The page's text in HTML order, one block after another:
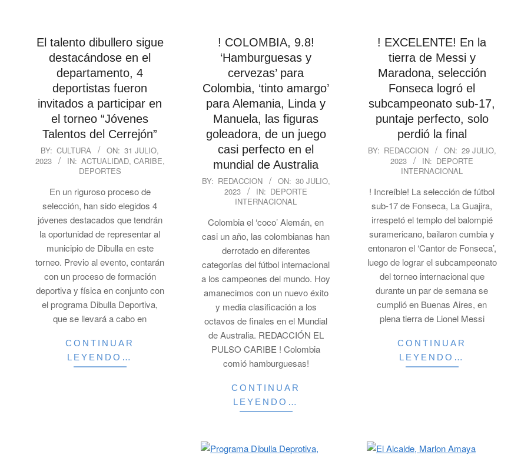
El talento dibullero sigue
destacándose en el
departamento, 4
deportistas fueron
invitados a participar en
el torneo “Jóvenes
Talentos del Cerrejón”
2023-
07-
BY: CULTURA ON: 31 JULIO,
2023
IN: ACTUALIDAD, CARIBE,
DEPORTES
En un riguroso proceso de
selección, han sido elegidos 4
jóvenes destacados que tendrán
la oportunidad de representar al
municipio de Dibulla en este
torneo. Previo al evento, contarán
con un proceso de formación
deportiva y física en conjunto con
el programa Dibulla Deportiva,
que se llevará a cabo en
CONTINUAR
LEYENDO…
! COLOMBIA, 9.8!
‘Hamburguesas y
cervezas’ para
Colombia, ‘tinto amargo’
para Alemania, Linda y
Manuela, las figuras
goleadora, de un juego
casi perfecto en el
mundial de Australia
2023-
BY: REDACCION ON: 30 JULIO,
2023
IN: DEPORTE
INTERNACIONAL
Colombia el ‘coco’ Alemán, en
casi un año, las colombianas han
derrotado en diferentes
categorías del fútbol internacional
a los campeones del mundo. Hoy
amanecimos con un nuevo éxito
y media clasificación a los
octavos de finales en el Mundial
de Australia. REDACCIÓN EL
PULSO CARIBE ! Colombia
comió hamburguesas!
CONTINUAR
LEYENDO…
! EXCELENTE! En la
tierra de Messi y
Maradona, selección
Fonseca logró el
subcampeonato sub-17,
puntaje perfecto, solo
perdió la final
2023-
BY: REDACCION ON: 29 JULIO,
2023
IN: DEPORTE
INTERNACIONAL
! Increíble! La selección de fútbol
sub-17 de Fonseca, La Guajira,
irrespetó el templo del balompié
suramericano, bailaron cumbia y
entonaron el ‘Cantor de Fonseca’,
luego de lograr el subcampeonato
del torneo internacional que
durante un par de semana se
cumplió en Buenas Aires, en
plena tierra de Lionel Messi
CONTINUAR
LEYENDO…